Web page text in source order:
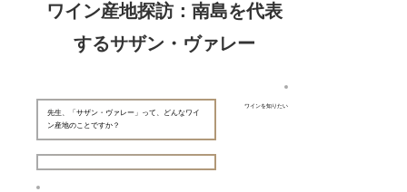
ワイン産地探訪：南島を代表
するサザン・ヴァレー
ワインを知りたい
先生、「サザン・ヴァレー」って、どんなワイ
ン産地のことですか？